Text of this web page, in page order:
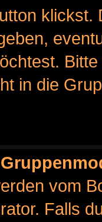
in die
vom
Falls